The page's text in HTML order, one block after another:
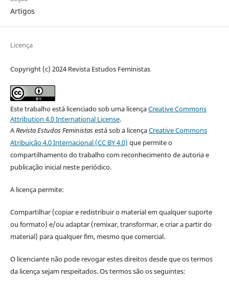
Artigos
Licença
Copyright (c) 2024 Revista Estudos Feministas
Este trabalho está licenciado sob uma licençaCreative Commons
Attribution 4.0 International License.
ARevista Estudos Feministasestá sob a licençaCreative Commons
Atribuição 4.0 Internacional (CC BY 4.0) que permite o
compartilhamento do trabalho com reconhecimento de autoria e
publicação inicial neste periódico.
A licença permite:
Compartilhar (copiar e redistribuir o material em qualquer suporte
ou formato) e/ou adaptar (remixar, transformar, e criar a partir do
material) para qualquer fim, mesmo que comercial.
O licenciante não pode revogar estes direitos desde que os termos
da licença sejam respeitados. Os termos são os seguintes: